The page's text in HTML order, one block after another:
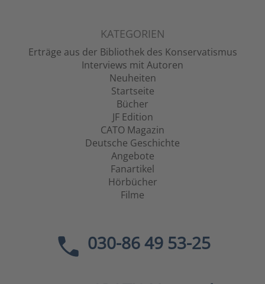
KATEGORIEN
Erträge aus der Bibliothek des Konservatismus
Interviews mit Autoren
Neuheiten
Startseite
Bücher
JF Edition
CATO Magazin
Deutsche Geschichte
Angebote
Fanartikel
Hörbücher
Filme
030-86 49 53-25